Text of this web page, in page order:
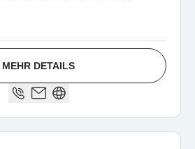
MEHR DETAILS